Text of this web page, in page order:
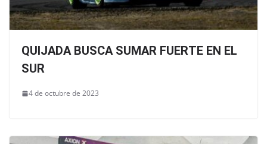
QUIJADA BUSCA SUMAR FUERTE EN EL
SUR
4 de octubre de 2023